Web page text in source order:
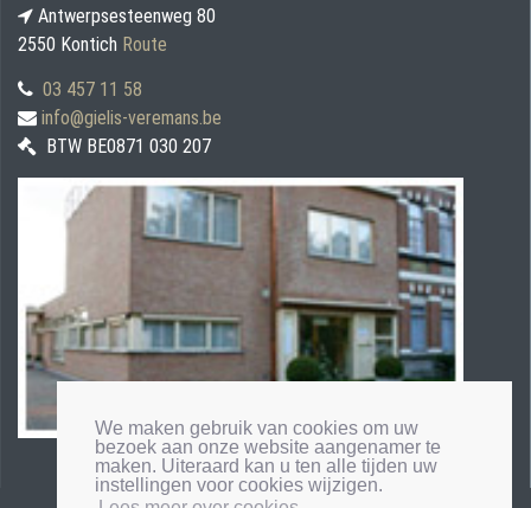
We maken gebruik van cookies om uw
bezoek aan onze website aangenamer te
maken. Uiteraard kan u ten alle tijden uw
instellingen voor cookies wijzigen.
Antwerpsesteenweg 80
2550 Kontich Route
03 457 11 58
info@gielis-veremans.be
BTW BE0871 030 207